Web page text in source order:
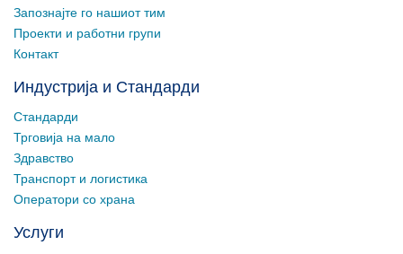
Запознајте го нашиот тим
Проекти и работни групи
Контакт
Индустрија и Стандарди
Стандарди
Трговија на мало
Здравство
Транспорт и логистика
Оператори со храна
Услуги